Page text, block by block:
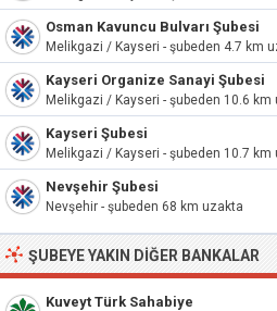
Osman Kavuncu Bulvarı Şubesi
Melikgazi / Kayseri - şubeden 4.7 km
Kayseri Organize Sanayi Şubesi
Melikgazi / Kayseri - şubeden 10.6 km
Kayseri Şubesi
Melikgazi / Kayseri - şubeden 10.7 km
Nevşehir Şubesi
Nevşehir - şubeden 68 km uzakta
ŞUBEYE YAKIN DIĞER BANKALAR
Kuveyt Türk Sahabiye